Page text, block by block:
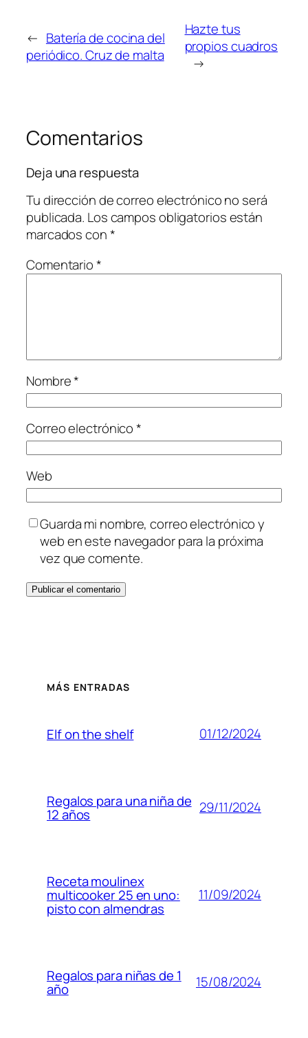
← Batería de cocina del
periódico. Cruz de malta
Hazte tus
propios cuadros
→
Comentarios
Deja una respuesta
Tu dirección de correo electrónico no será
publicada. Los campos obligatorios están
marcados con*
Comentario*
Nombre*
Correo electrónico*
Web
Guarda mi nombre, correo electrónico y
web en este navegador para la próxima
vez que comente.
MÁS ENTRADAS
Elf on the shelf 01/12/2024
Regalos para una niña de
12 años 29/11/2024
Receta moulinex
multicooker 25 en uno:
pisto con almendras
11/09/2024
Regalos para niñas de 1
año 15/08/2024